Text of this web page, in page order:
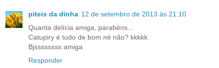
piteis da dinha 12 de setembro de 2013 às 21:10
Quanta delícia amiga, parabéns...
Catupiry é tudo de bom né não? kkkkk
Bjssssssss amiga
Responder